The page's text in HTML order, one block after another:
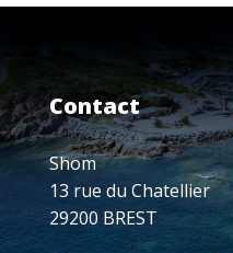
Contact
Shom
13 rue du Chatellier
29200 BREST